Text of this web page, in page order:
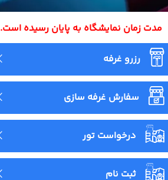
مدت زمان نمایشگاه به پایان رسیده است.
رزرو غرفه
سفارش غرفه سازی
درخواست تور
ثبت نام